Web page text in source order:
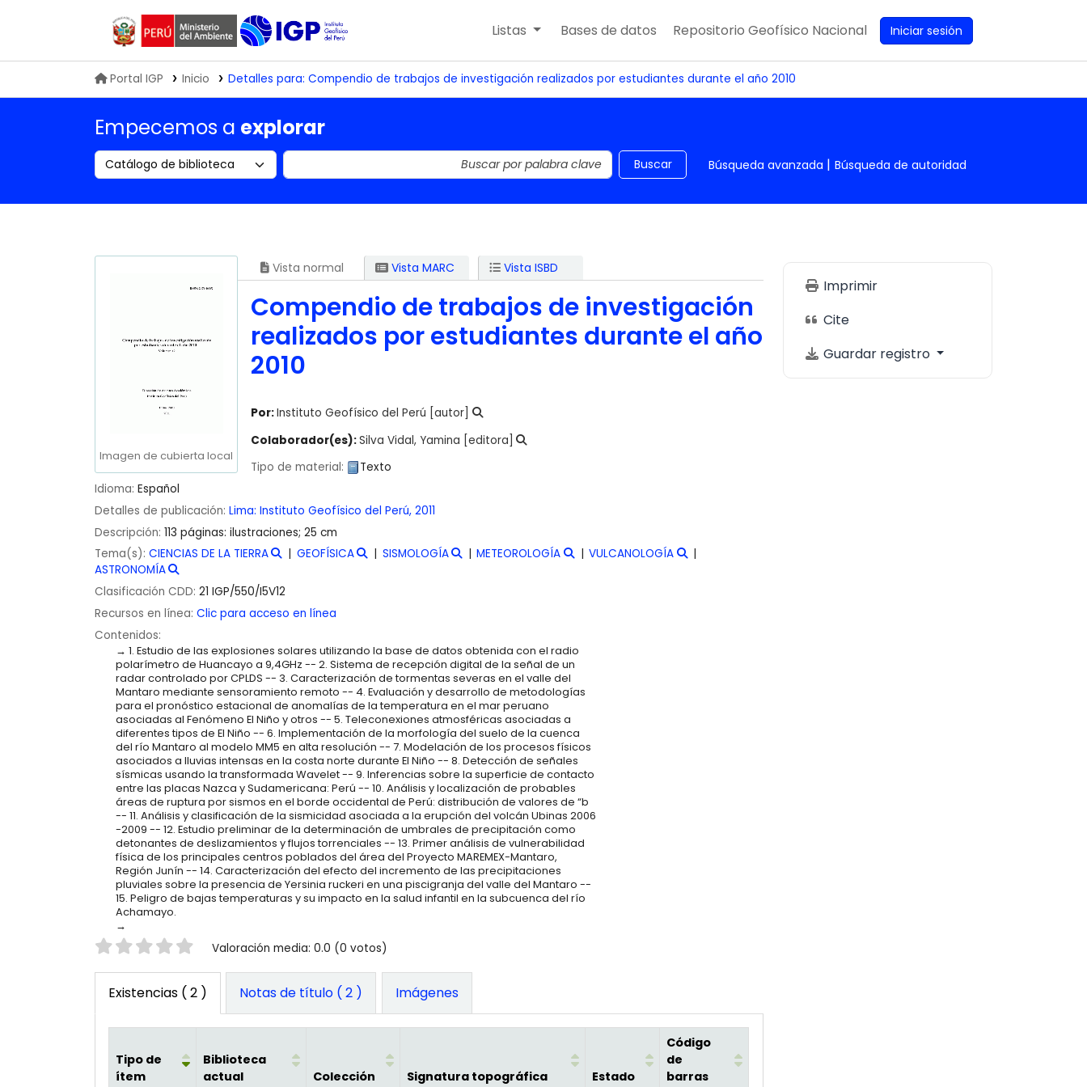
Biblioteca IGP
Listas Bases de datos Repositorio Geofísico Nacional Iniciar sesión
Portal IGP Inicio Detalles para: Compendio de trabajos de investigación realizados por estudiantes durante el año 2010
Empecemos a explorar
Search the catalog by: Buscar en el catálogo por palabra clave Buscar Búsqueda avanzada Búsqueda de autoridad
Imagen de cubierta local
Vista normal Vista MARC Vista ISBD
Compendio de trabajos de investigación
realizados por estudiantes durante el año
2010
Por:Instituto Geofísico del Perú [autor]
Colaborador(es):Silva Vidal, Yamina [editora]
Tipo de material:
Texto
Idioma: Español
Detalles de publicación: Lima: Instituto Geofísico del Perú, 2011
Descripción: 113 páginas: ilustraciones; 25 cm
Tema(s): CIENCIAS DE LA TIERRA GEOFÍSICA SISMOLOGÍA METEOROLOGÍA
VULCANOLOGÍA
ASTRONOMÍA
Clasificación CDD: 21 IGP/550/I5V12
Recursos en línea: Clic para acceso en línea
Contenidos:
1. Estudio de las explosiones solares utilizando la base de datos obtenida con el radio
polarímetro de Huancayo a 9,4GHz -- 2. Sistema de recepción digital de la señal de un
radar controlado por CPLDS -- 3. Caracterización de tormentas severas en el valle del
Mantaro mediante sensoramiento remoto -- 4. Evaluación y desarrollo de metodologías
para el pronóstico estacional de anomalías de la temperatura en el mar peruano
asociadas al Fenómeno El Niño y otros -- 5. Teleconexiones atmosféricas asociadas a
diferentes tipos de El Niño -- 6. Implementación de la morfología del suelo de la cuenca
del río Mantaro al modelo MM5 en alta resolución -- 7. Modelación de los procesos físicos
asociados a lluvias intensas en la costa norte durante El Niño -- 8. Detección de señales
sísmicas usando la transformada Wavelet -- 9. Inferencias sobre la superficie de contacto
entre las placas Nazca y Sudamericana: Perú -- 10. Análisis y localización de probables
áreas de ruptura por sismos en el borde occidental de Perú: distribución de valores de “b
-- 11. Análisis y clasificación de la sismicidad asociada a la erupción del volcán Ubinas 2006
-2009 -- 12. Estudio preliminar de la determinación de umbrales de precipitación como
detonantes de deslizamientos y flujos torrenciales -- 13. Primer análisis de vulnerabilidad
física de los principales centros poblados del área del Proyecto MAREMEX-Mantaro,
Región Junín -- 14. Caracterización del efecto del incremento de las precipitaciones
pluviales sobre la presencia de Yersinia ruckeri en una piscigranja del valle del Mantaro --
15. Peligro de bajas temperaturas y su impacto en la salud infantil en la subcuenca del río
Achamayo.
Valoración Valoración media: 0.0 (0 votos)
Existencias ( 2 ) Notas de título ( 2 ) Imágenes
Tipo de
ítem
Biblioteca
actual
Colección Signatura topográfica Estado
Código
de
barras
Imprimir
Cite
Guardar registro